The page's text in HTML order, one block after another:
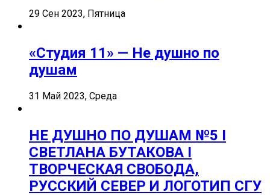
29 Сен 2023, Пятница
«Студия 11» — Не душно по
душам
31 Май 2023, Среда
НЕ ДУШНО ПО ДУШАМ №5 I
СВЕТЛАНА БУТАКОВА I
ТВОРЧЕСКАЯ СВОБОДА,
РУССКИЙ СЕВЕР И ЛОГОТИП СГУ